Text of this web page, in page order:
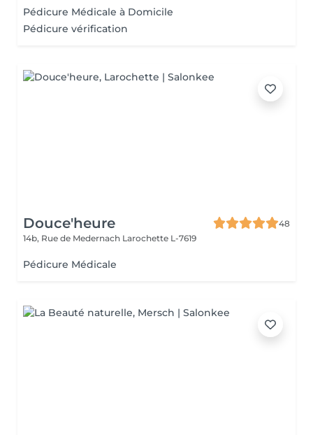
Pédicure Médicale à Domicile
Pédicure vérification
Douce'heure
48
14b, Rue de Medernach Larochette L-7619
Pédicure Médicale